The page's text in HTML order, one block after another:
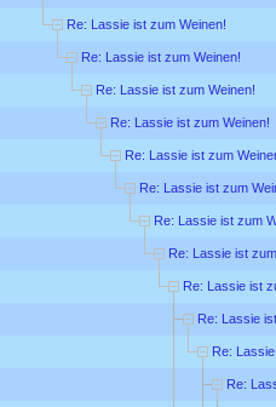
Re: Lassie ist zum Weinen!
Re: Lassie ist zum Weinen!
Re: Lassie ist zum Weinen!
Re: Lassie ist zum Weinen!
Re: Lassie ist zum
Re: Lassie ist zum
Re: Lassie ist zum
Re: Lassie ist
Re: Lassie ist
Re: Lassie
Re:
Re: